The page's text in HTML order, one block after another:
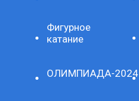
Фигурное
катание
ОЛИМПИАДА-2024